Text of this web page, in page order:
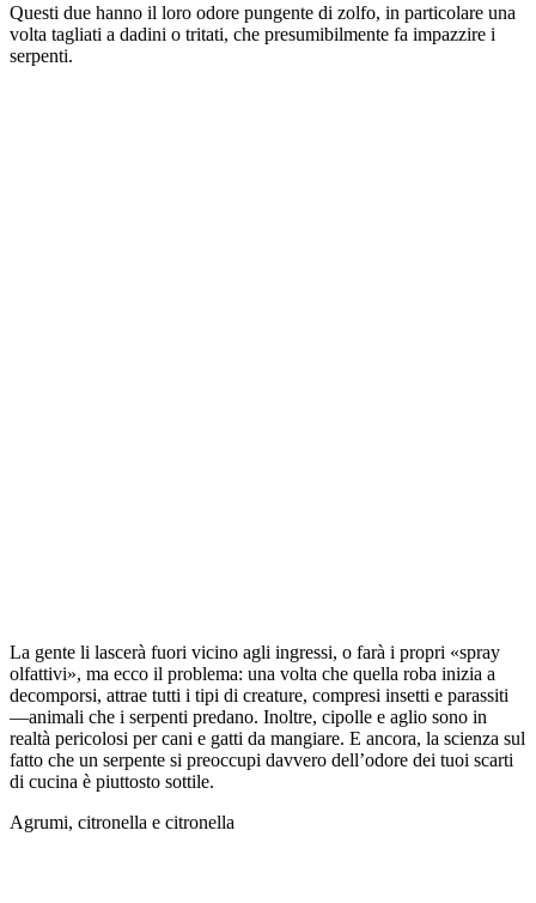
Questi due hanno il loro odore pungente di zolfo, in particolare una
volta tagliati a dadini o tritati, che presumibilmente fa impazzire i
serpenti.
La gente li lascerà fuori vicino agli ingressi, o farà i propri «spray
olfattivi», ma ecco il problema: una volta che quella roba inizia a
decomporsi, attrae tutti i tipi di creature, compresi insetti e parassiti
—animali che i serpenti predano. Inoltre, cipolle e aglio sono in
realtà pericolosi per cani e gatti da mangiare. E ancora, la scienza sul
fatto che un serpente si preoccupi davvero dell’odore dei tuoi scarti
di cucina è piuttosto sottile.
Agrumi, citronella e citronella